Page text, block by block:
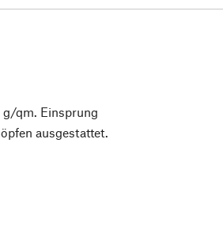
g/qm. Einsprung
ausgestattet.